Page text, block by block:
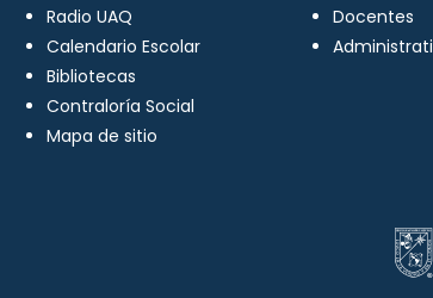
Radio UAQ
Calendario Escolar
Bibliotecas
Contraloría Social
Mapa de sitio
Docentes